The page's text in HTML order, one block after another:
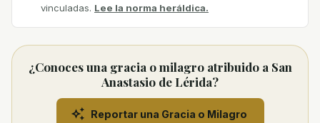
vinculadas. Lee la norma heráldica.
¿Conoces una gracia o milagro atribuido a San
Anastasio de Lérida?
Reportar una Gracia o Milagro